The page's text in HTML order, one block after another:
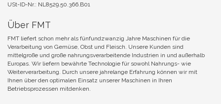
USt-ID-Nr.: NL8529.50.366.B01
Über FMT
FMT liefert schon mehr als fünfundzwanzig Jahre Maschinen für die
Verarbeitung von Gemüse, Obst und Fleisch. Unsere Kunden sind
mittelgroße und große nahrungsverarbeitende Industrien in und außerhalb
Europas. Wir liefern bewährte Technologie für sowohl Nahrungs- wie
Weiterverarbeitung. Durch unsere jahrelange Erfahrung können wir mit
Ihnen über den optimalen Einsatz unserer Maschinen in Ihren
Betriebsprozessen mitdenken.